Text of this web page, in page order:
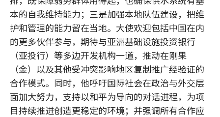
本的自我维持能力；三是加强本地队伍建设，把维
护和管理的能力留在当地。大使欢迎包括中国在内
的更多伙伴参与，期待与亚洲基础设施投资银行
（亚投行）等多边开发机构一道，推动在刚果
（金）以及其他受冲突影响地区复制推广经验证的
合作模式。同时，他呼吁国际社会在政治与外交层
面加大努力，支持以和平为导向的对话进程，为项
目持续推进创造更稳定的环境；并强调所有合作应